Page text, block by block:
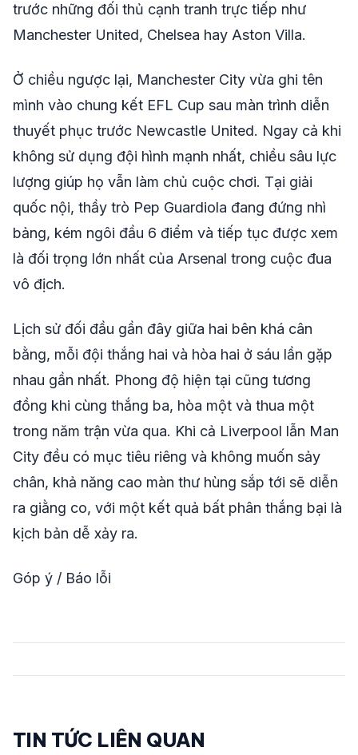
trước những đối thủ cạnh tranh trực tiếp như
Manchester United, Chelsea hay Aston Villa.
Ở chiều ngược lại, Manchester City vừa ghi tên
mình vào chung kết EFL Cup sau màn trình diễn
thuyết phục trước Newcastle United. Ngay cả khi
không sử dụng đội hình mạnh nhất, chiều sâu lực
lượng giúp họ vẫn làm chủ cuộc chơi. Tại giải
quốc nội, thầy trò Pep Guardiola đang đứng nhì
bảng, kém ngôi đầu 6 điểm và tiếp tục được xem
là đối trọng lớn nhất của Arsenal trong cuộc đua
vô địch.
Lịch sử đối đầu gần đây giữa hai bên khá cân
bằng, mỗi đội thắng hai và hòa hai ở sáu lần gặp
nhau gần nhất. Phong độ hiện tại cũng tương
đồng khi cùng thắng ba, hòa một và thua một
trong năm trận vừa qua. Khi cả Liverpool lẫn Man
City đều có mục tiêu riêng và không muốn sảy
chân, khả năng cao màn thư hùng sắp tới sẽ diễn
ra giằng co, với một kết quả bất phân thắng bại là
kịch bản dễ xảy ra.
Góp ý / Báo lỗi
TIN TỨC LIÊN QUAN